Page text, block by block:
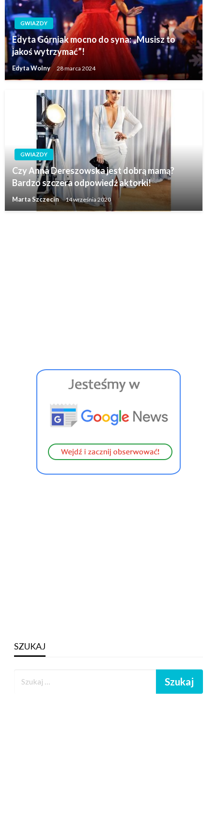
GWIAZDY
Edyta Górniak mocno do syna: „Musisz to
jakoś wytrzymać”!
Edyta Wolny 28 marca 2024
GWIAZDY
Czy Anna Dereszowska jest dobrą mamą?
Bardzo szczera odpowiedź aktorki!
Marta Szczecin 14 września 2020
SZUKAJ